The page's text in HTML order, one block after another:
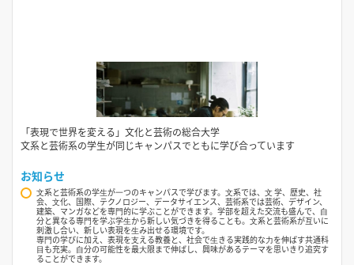
「表現で世界を変える」文化と芸術の総合大学
文系と芸術系の学生が同じキャンパスでともに学び合っています
お知らせ
⽂系と芸術系の学⽣が⼀つのキャンパスで学びます。⽂系では、⽂ 学、歴史、社
会、⽂化、国際、テクノロジー、データサイエンス、芸術系では芸術、デザイン、
建築、マンガなどを専⾨的に学ぶことができます。学部を超えた交流も盛んで、⾃
分と異なる専⾨を学ぶ学⽣から新しい気づきを得ることも。⽂系と芸術系が互いに
刺激し合い、新しい表現を⽣み出せる環境です。
専⾨の学びに加え、表現を⽀える教養と、社会で⽣きる実践的な⼒を伸ばす共通科
⽬も充実。⾃分の可能性を最⼤限まで伸ばし、興味があるテーマを思いきり追究す
ることができます。